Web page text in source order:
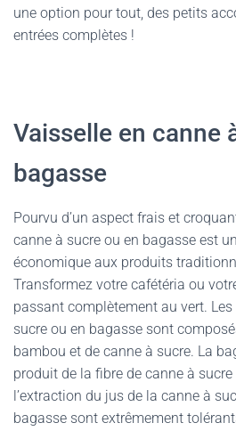
une option pour tout, des petits
entrées complètes !
Vaisselle en canne
bagasse
Pourvu d’un aspect frais et
canne à sucre ou en bagasse est
économique aux produits
Transformez votre cafétéria ou
passant complètement au vert.
sucre ou en bagasse sont
bambou et de canne à sucre. La
produit de la fibre de canne à
l’extraction du jus de la canne à
bagasse sont extrêmement